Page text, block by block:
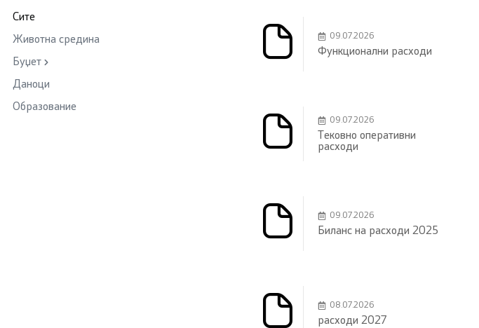
Животна средина
Буџет
Даноци
Образование
Сите
09.07.2026
Функционални расходи
09.07.2026
Тековно оперативни
расходи
09.07.2026
Биланс на расходи 2025
08.07.2026
расходи 2027